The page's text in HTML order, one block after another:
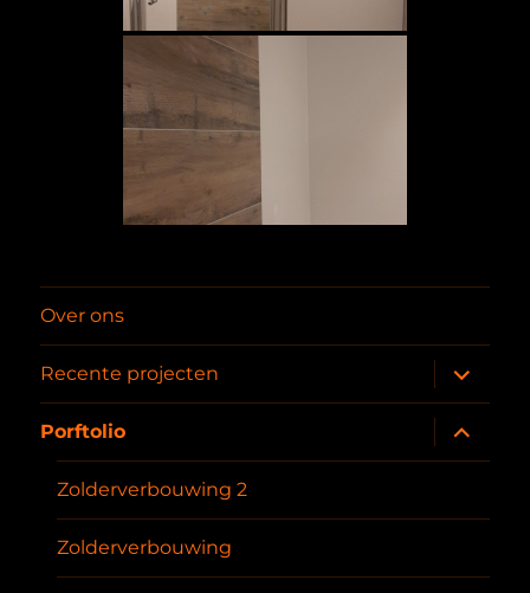
Over ons
Recente projecten
submenu
Porftolio
submenu
Zolderverbouwing 2
Zolderverbouwing